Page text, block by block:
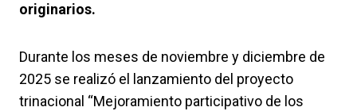
originarios.
Durante los meses de noviembre y diciembre de
2025 se realizó el lanzamiento del proyecto
trinacional “Mejoramiento participativo de los